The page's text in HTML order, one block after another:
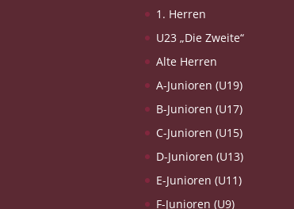
1. Herren
U23 „Die Zweite“
Alte Herren
A-Junioren (U19)
B-Junioren (U17)
C-Junioren (U15)
D-Junioren (U13)
E-Junioren (U11)
F-Junioren (U9)